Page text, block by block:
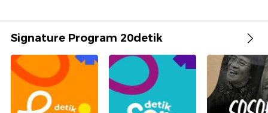
Signature Program 20detik